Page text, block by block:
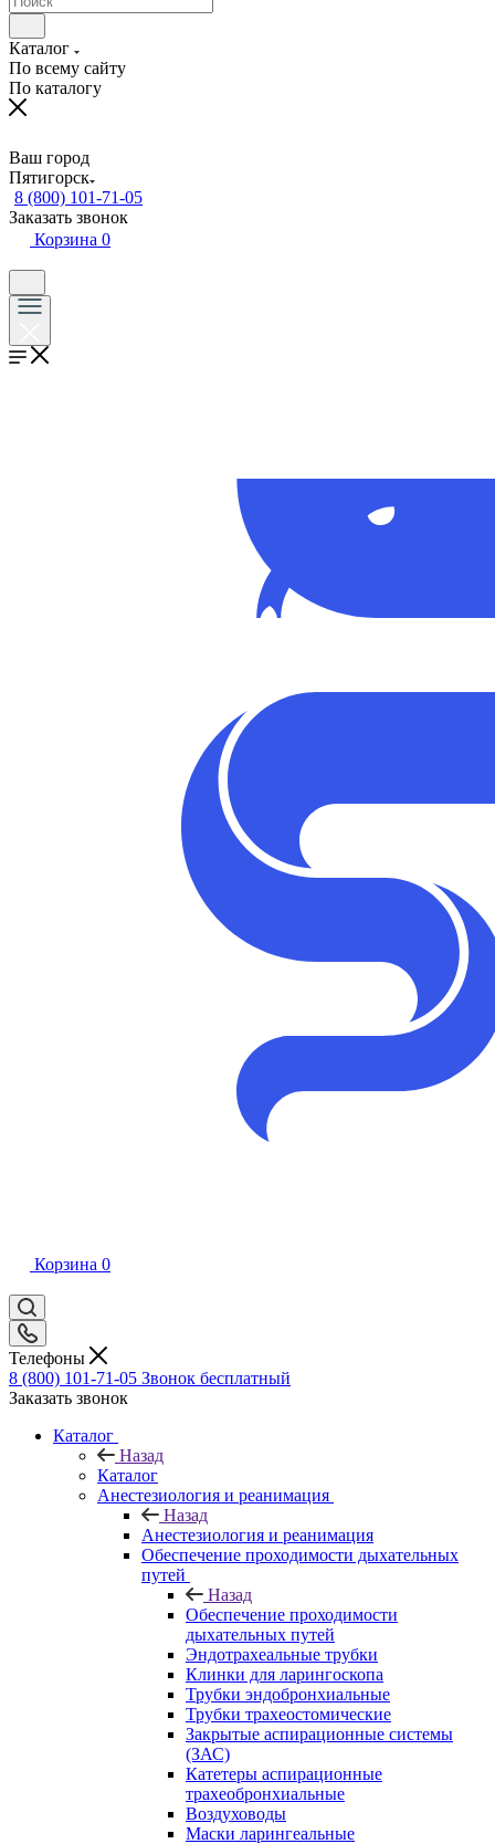
Каталог
По всему сайту
По каталогу
Ваш город
Пятигорск
8 (800) 101-71-05
Заказать звонок
Корзина 0
Корзина 0
Телефоны
8 (800) 101-71-05 Звонок бесплатный
Заказать звонок
Каталог
Назад
Каталог
Анестезиология и реанимация
Назад
Анестезиология и реанимация
Обеспечение проходимости дыхательных
путей
Назад
Обеспечение проходимости
дыхательных путей
Эндотрахеальные трубки
Клинки для ларингоскопа
Трубки эндобронхиальные
Трубки трахеостомические
Закрытые аспирационные системы
(ЗАС)
Катетеры аспирационные
трахеобронхиальные
Воздуховоды
Маски ларингеальные